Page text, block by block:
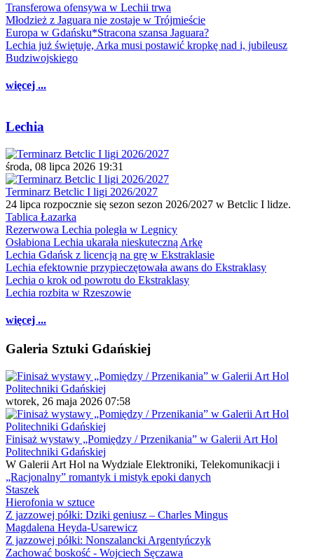
Transferowa ofensywa w Lechii trwa
Młodzież z Jaguara nie zostaje w Trójmieście
Europa w Gdańsku*Stracona szansa Jaguara?
Lechia już świętuje, Arka musi postawić kropkę nad i, jubileusz
Budziwojskiego
więcej ...
Lechia
środa, 08 lipca 2026 19:31
Terminarz Betclic I ligi 2026/2027
24 lipca rozpocznie się sezon sezon 2026/2027 w Betclic I lidze.
Tablica Łazarka
Rezerwowa Lechia poległa w Legnicy
Osłabiona Lechia ukarała nieskuteczną Arkę
Lechia Gdańsk z licencją na grę w Ekstraklasie
Lechia efektownie przypieczętowała awans do Ekstraklasy
Lechia o krok od powrotu do Ekstraklasy
Lechia rozbita w Rzeszowie
więcej ...
Galeria Sztuki Gdańskiej
wtorek, 26 maja 2026 07:58
Finisaż wystawy „Pomiędzy / Przenikania” w Galerii Art Hol
Politechniki Gdańskiej
W Galerii Art Hol na Wydziale Elektroniki, Telekomunikacji i
„Racjonalny” romantyk i mistyk epoki danych
Staszek
Hierofonia w sztuce
Z jazzowej półki: Dziki geniusz – Charles Mingus
Magdalena Heyda-Usarewicz
Z jazzowej półki: Nonszalancki Argentyńczyk
Zachować boskość - Wojciech Sęczawa